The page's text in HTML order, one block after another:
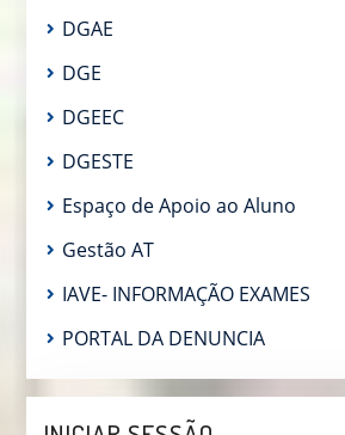
DGAE
DGE
DGEEC
DGESTE
Espaço de Apoio ao Aluno
Gestão AT
IAVE- INFORMAÇÃO EXAMES
PORTAL DA DENUNCIA